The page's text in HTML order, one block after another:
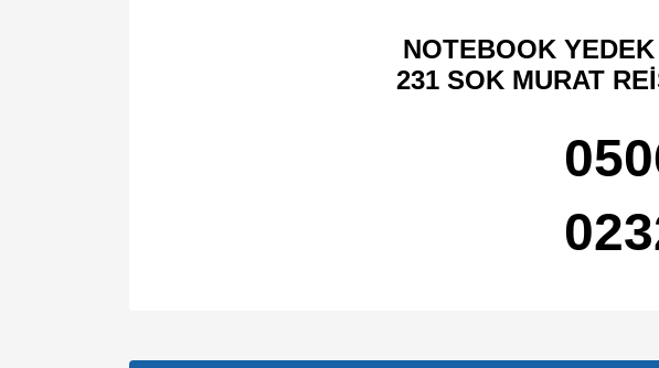
NOTEBOOK
231 SOK MURAT